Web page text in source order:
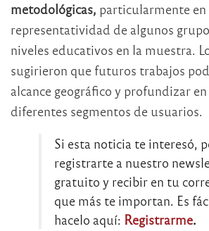
metodológicas, particularmente en
representatividad de algunos
niveles educativos en la muestra.
sugirieron que futuros trabajos
alcance geográfico y profundizar
diferentes segmentos de usuarios.
Si esta noticia te interesó,
registrarte a nuestro
gratuito y recibir en tu
que más te importan. Es
hacelo aquí: Registrarme.